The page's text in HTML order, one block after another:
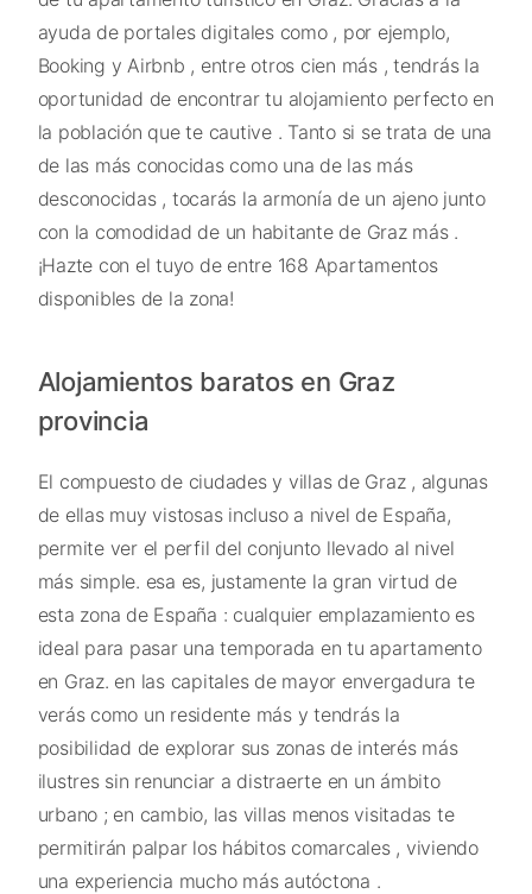
ayuda de portales digitales como , por ejemplo,
Booking y Airbnb , entre otros cien más , tendrás la
oportunidad de encontrar tu alojamiento perfecto en
la población que te cautive . Tanto si se trata de una
de las más conocidas como una de las más
desconocidas , tocarás la armonía de un ajeno junto
con la comodidad de un habitante de Graz más .
¡Hazte con el tuyo de entre 168 Apartamentos
disponibles de la zona!
Alojamientos baratos en Graz
provincia
El compuesto de ciudades y villas de Graz , algunas
de ellas muy vistosas incluso a nivel de España,
permite ver el perfil del conjunto llevado al nivel
más simple. esa es, justamente la gran virtud de
esta zona de España : cualquier emplazamiento es
ideal para pasar una temporada en tu apartamento
en Graz. en las capitales de mayor envergadura te
verás como un residente más y tendrás la
posibilidad de explorar sus zonas de interés más
ilustres sin renunciar a distraerte en un ámbito
urbano ; en cambio, las villas menos visitadas te
permitirán palpar los hábitos comarcales , viviendo
una experiencia mucho más autóctona .